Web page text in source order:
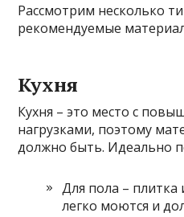
Рассмотрим несколько
рекомендуемые
Кухня
Кухня – это место с
нагрузками, поэтому
должно быть. Идеально
Для пола –
легко моются и